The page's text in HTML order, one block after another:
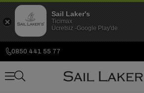
0850 441 55 77
Sail Laker's
Ticimax
Ücretsiz -Google Play'de